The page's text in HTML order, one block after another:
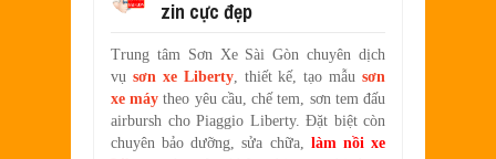
SƠN TEM ĐẤU XE NOUVO LX MÀU
Jul 31, 2022
SƠN XE ATTILA ELIZABETH PHỐI
Jun 11, 2022
zin cực đẹp
Trung tâm Sơn Xe Sài Gòn chuyên dịch
vụ sơn xe Liberty, thiết kế, tạo mẫu sơn
xe máy theo yêu cầu, chế tem, sơn tem đấu
airbursh cho Piaggio Liberty. Đặt biệt còn
chuyên bảo dưỡng, sửa chữa, làm nồi xe